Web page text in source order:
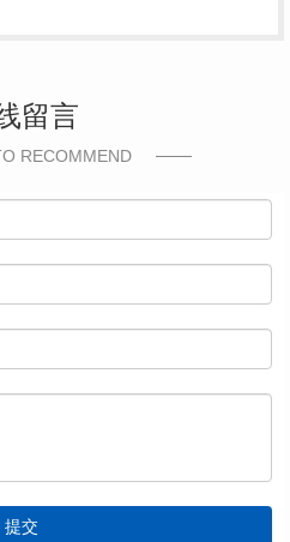
留言
RECOMMEND
提交